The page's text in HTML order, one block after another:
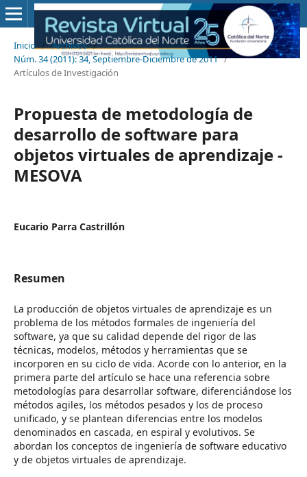
Inicio / Archivos /
Núm. 34 (2011): 34, Septiembre-Diciembre de 2011 /
Artículos de Investigación
Propuesta de metodología de
desarrollo de software para
objetos virtuales de aprendizaje -
MESOVA
Eucario Parra Castrillón
Resumen
La producción de objetos virtuales de aprendizaje es un
problema de los métodos formales de ingeniería del
software, ya que su calidad depende del rigor de las
técnicas, modelos, métodos y herramientas que se
incorporen en su ciclo de vida. Acorde con lo anterior, en la
primera parte del artículo se hace una referencia sobre
metodologías para desarrollar software, diferenciándose los
métodos agiles, los métodos pesados y los de proceso
unificado, y se plantean diferencias entre los modelos
denominados en cascada, en espiral y evolutivos. Se
abordan los conceptos de ingeniería de software educativo
y de objetos virtuales de aprendizaje.